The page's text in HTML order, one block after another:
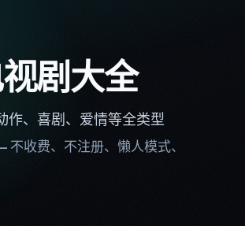
剧大全
作、喜剧、爱情等全类型
不收费、不注册、懒人模式、